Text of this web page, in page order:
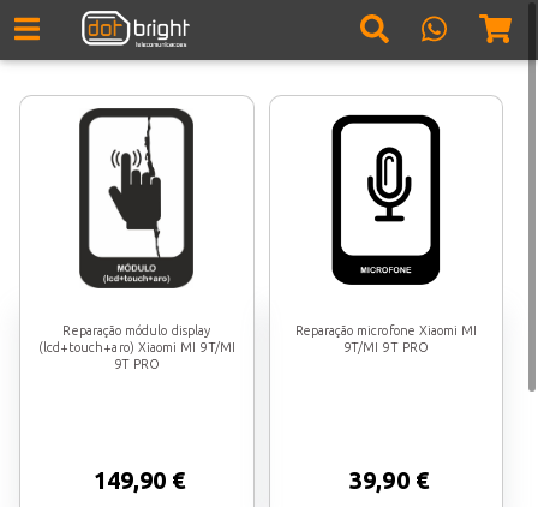
Reparação módulo display
(lcd+touch+aro) Xiaomi MI 9T/MI
9T PRO
149,90 €
Reparação microfone Xiaomi MI
9T/MI 9T PRO
39,90 €